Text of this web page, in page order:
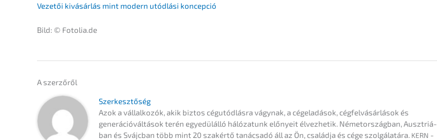
Vezetői kivásár­lás mint modern utódlá­si koncepció
Bild: © Fotolia.de
A szerzőről
Szerkesz­tő­ség
Azok a vállal­ko­zók, akik biztos cégutód­lás­ra vágynak, a cégela­dá­sok, cégfel­vá­sár­lá­sok és
generá­ció­vál­tá­sok terén egyedülál­ló hálóza­tunk előny­eit élvez­he­tik. Németor­szág­ban, Ausztriá­
ban és Svájc­ban több mint 20 szakértő tanác­sa­dó áll az Ön, család­ja és cége szolgá­la­tá­ra. KERN -